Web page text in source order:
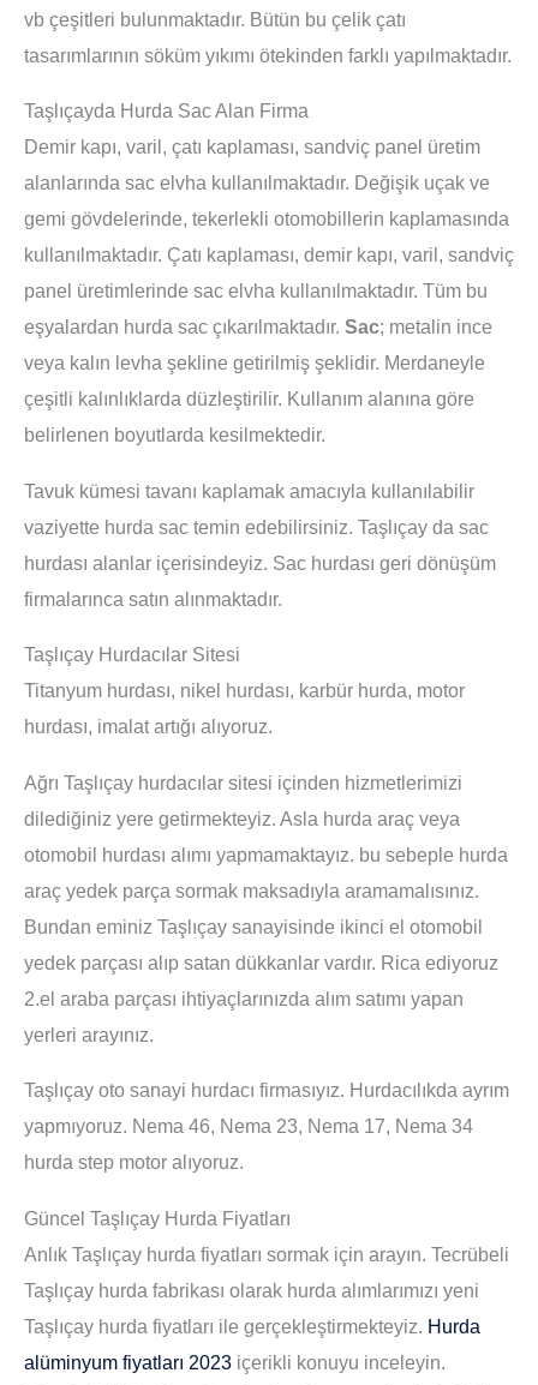
vb çeşitleri bulunmaktadır. Bütün bu çelik çatı
tasarımlarının söküm yıkımı ötekinden farklı yapılmaktadır.
Taşlıçayda Hurda Sac Alan Firma
Demir kapı, varil, çatı kaplaması, sandviç panel üretim
alanlarında sac elvha kullanılmaktadır. Değişik uçak ve
gemi gövdelerinde, tekerlekli otomobillerin kaplamasında
kullanılmaktadır. Çatı kaplaması, demir kapı, varil, sandviç
panel üretimlerinde sac elvha kullanılmaktadır. Tüm bu
eşyalardan hurda sac çıkarılmaktadır. Sac; metalin ince
veya kalın levha şekline getirilmiş şeklidir. Merdaneyle
çeşitli kalınlıklarda düzleştirilir. Kullanım alanına göre
belirlenen boyutlarda kesilmektedir.
Tavuk kümesi tavanı kaplamak amacıyla kullanılabilir
vaziyette hurda sac temin edebilirsiniz. Taşlıçay da sac
hurdası alanlar içerisindeyiz. Sac hurdası geri dönüşüm
firmalarınca satın alınmaktadır.
Taşlıçay Hurdacılar Sitesi
Titanyum hurdası, nikel hurdası, karbür hurda, motor
hurdası, imalat artığı alıyoruz.
Ağrı Taşlıçay hurdacılar sitesi içinden hizmetlerimizi
dilediğiniz yere getirmekteyiz. Asla hurda araç veya
otomobil hurdası alımı yapmamaktayız. bu sebeple hurda
araç yedek parça sormak maksadıyla aramamalısınız.
Bundan eminiz Taşlıçay sanayisinde ikinci el otomobil
yedek parçası alıp satan dükkanlar vardır. Rica ediyoruz
2.el araba parçası ihtiyaçlarınızda alım satımı yapan
yerleri arayınız.
Taşlıçay oto sanayi hurdacı firmasıyız. Hurdacılıkda ayrım
yapmıyoruz. Nema 46, Nema 23, Nema 17, Nema 34
hurda step motor alıyoruz.
Güncel Taşlıçay Hurda Fiyatları
Anlık Taşlıçay hurda fiyatları sormak için arayın. Tecrübeli
Taşlıçay hurda fabrikası olarak hurda alımlarımızı yeni
Taşlıçay hurda fiyatları ile gerçekleştirmekteyiz. Hurda
alüminyum fiyatları 2023 içerikli konuyu inceleyin.